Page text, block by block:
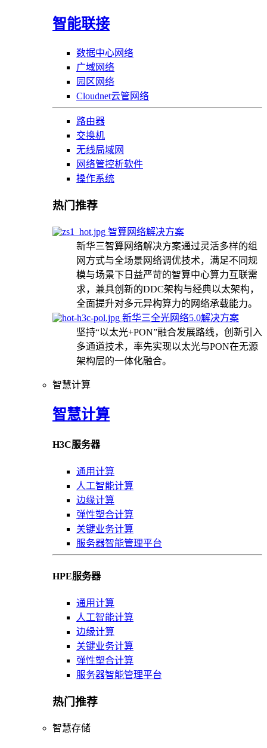
智能联接
数据中心网络
广域网络
园区网络
Cloudnet云管网络
路由器
交换机
无线局域网
网络管控析软件
操作系统
热门推荐
智算网络解决方案
新华三智算网络解决方案通过灵活多样的组
网方式与全场景网络调优技术，满足不同规
模与场景下日益严苛的智算中心算力互联需
求，兼具创新的DDC架构与经典以太架构，
全面提升对多元异构算力的网络承载能力。
新华三全光网络5.0解决方案
坚持“以太光+PON”融合发展路线，创新引入
多通道技术，率先实现以太光与PON在无源
架构层的一体化融合。
智慧计算
智慧计算
H3C服务器
通用计算
人工智能计算
边缘计算
弹性塑合计算
关键业务计算
服务器智能管理平台
HPE服务器
通用计算
人工智能计算
边缘计算
关键业务计算
弹性塑合计算
服务器智能管理平台
热门推荐
智慧存储